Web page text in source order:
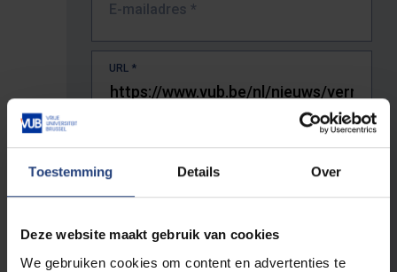
Toestemming Details Over
Deze website maakt gebruik van cookies
We gebruiken cookies om content en advertenties te
E-mailadres *
URL *
De volledige URL van de pagina waar je de fout zag.